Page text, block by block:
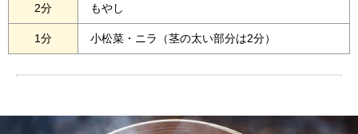
2分 もやし
1分 小松菜・ニラ（茎の太い部分は2分）